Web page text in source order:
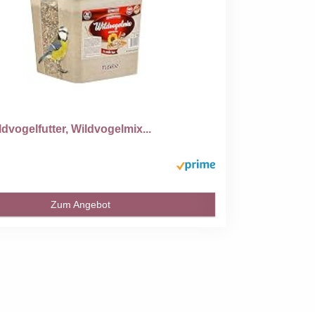
Wildvogelmix...
Zum Angebot